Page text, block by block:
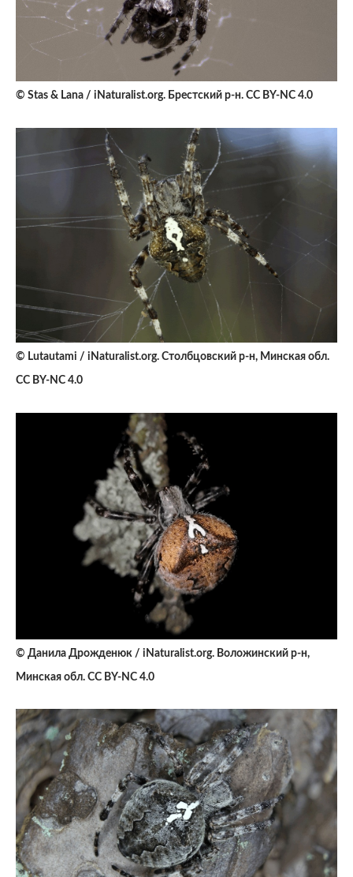
© Stas & Lana / iNaturalist.org. Брестский р-н. CC BY-NC 4.0
© Lutautami / iNaturalist.org. Столбцовский р-н, Минская обл.
CC BY-NC 4.0
© Данила Дрожденюк / iNaturalist.org. Воложинский р-н,
Минская обл. CC BY-NC 4.0